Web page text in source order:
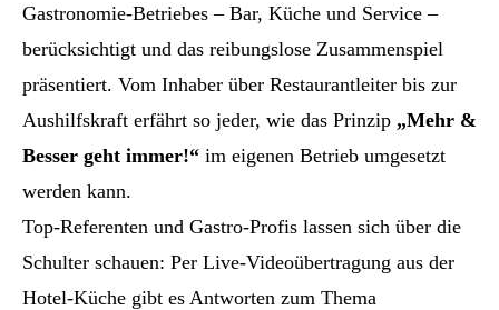
Gastronomie-Betriebes – Bar, Küche und Service –
berücksichtigt und das reibungslose Zusammenspiel
präsentiert. Vom Inhaber über Restaurantleiter bis zur
Aushilfskraft erfährt so jeder, wie das Prinzip „Mehr &
Besser geht immer!“ im eigenen Betrieb umgesetzt
werden kann.
Top-Referenten und Gastro-Profis lassen sich über die
Schulter schauen: Per Live-Videoübertragung aus der
Hotel-Küche gibt es Antworten zum Thema